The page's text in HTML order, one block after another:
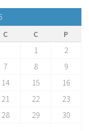
C C
P
1
2
7 8
9
14 15
16
21 22
23
28 29
30